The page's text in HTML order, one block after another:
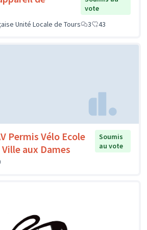
vote
Unité Locale de Tours
3 43
Permis Vélo Ecole
aux Dames
Soumis
au vote